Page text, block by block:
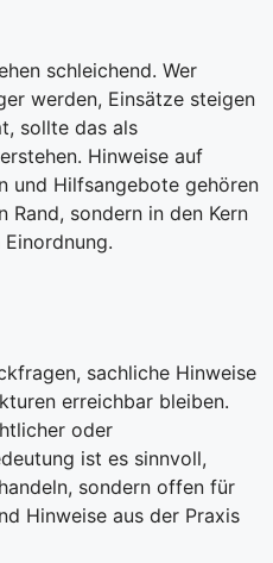
schleichend. Wer
werden, Einsätze steigen
sollte das als
Hinweise auf
und Hilfsangebote gehören
Rand, sondern in den Kern
sachliche Hinweise
erreichbar bleiben.
oder
ist es sinnvoll,
sondern offen für
Hinweise aus der Praxis